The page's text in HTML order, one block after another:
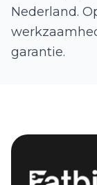
Nederland.
garantie.